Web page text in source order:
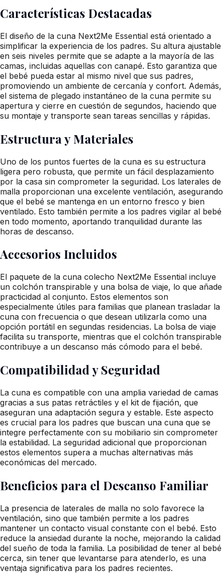
Características Destacadas
El diseño de la cuna Next2Me Essential está orientado a
simplificar la experiencia de los padres. Su altura ajustable
en seis niveles permite que se adapte a la mayoría de las
camas, incluidas aquellas con canapé. Esto garantiza que
el bebé pueda estar al mismo nivel que sus padres,
promoviendo un ambiente de cercanía y confort. Además,
el sistema de plegado instantáneo de la cuna permite su
apertura y cierre en cuestión de segundos, haciendo que
su montaje y transporte sean tareas sencillas y rápidas.
Estructura y Materiales
Uno de los puntos fuertes de la cuna es su estructura
ligera pero robusta, que permite un fácil desplazamiento
por la casa sin comprometer la seguridad. Los laterales de
malla proporcionan una excelente ventilación, asegurando
que el bebé se mantenga en un entorno fresco y bien
ventilado. Esto también permite a los padres vigilar al bebé
en todo momento, aportando tranquilidad durante las
horas de descanso.
Accesorios Incluidos
El paquete de la cuna colecho Next2Me Essential incluye
un colchón transpirable y una bolsa de viaje, lo que añade
practicidad al conjunto. Estos elementos son
especialmente útiles para familias que planean trasladar la
cuna con frecuencia o que desean utilizarla como una
opción portátil en segundas residencias. La bolsa de viaje
facilita su transporte, mientras que el colchón transpirable
contribuye a un descanso más cómodo para el bebé.
Compatibilidad y Seguridad
La cuna es compatible con una amplia variedad de camas
gracias a sus patas retráctiles y el kit de fijación, que
aseguran una adaptación segura y estable. Este aspecto
es crucial para los padres que buscan una cuna que se
integre perfectamente con su mobiliario sin comprometer
la estabilidad. La seguridad adicional que proporcionan
estos elementos supera a muchas alternativas más
económicas del mercado.
Beneficios para el Descanso Familiar
La presencia de laterales de malla no solo favorece la
ventilación, sino que también permite a los padres
mantener un contacto visual constante con el bebé. Esto
reduce la ansiedad durante la noche, mejorando la calidad
del sueño de toda la familia. La posibilidad de tener al bebé
cerca, sin tener que levantarse para atenderlo, es una
ventaja significativa para los padres recientes.